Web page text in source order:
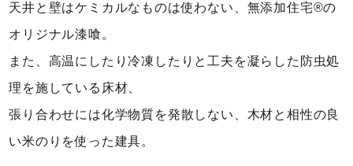
天井と壁はケミカルなものは使わない、無添加住宅®の
オリジナル漆喰。
また、高温にしたり冷凍したりと工夫を凝らした防虫処
理を施している床材、
張り合わせには化学物質を発散しない、木材と相性の良
い米のりを使った建具。